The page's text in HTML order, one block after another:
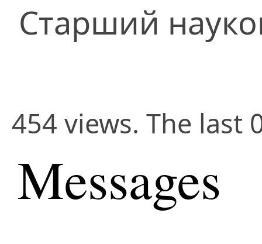
Старший
454 views. The last
Messages